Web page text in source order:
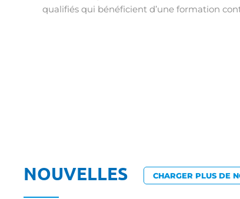
qualifiés qui bénéficient d’une formation
NOUVELLES CHARGER PLUS DE